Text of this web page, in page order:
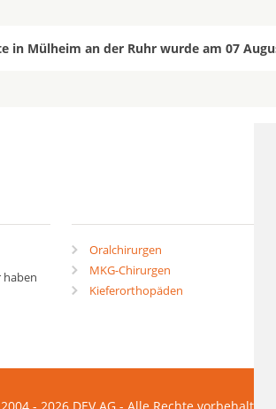
in Mülheim an der Ruhr wurde am 07
haben
Oralchirurgen
MKG-Chirurgen
Kieferorthopäden